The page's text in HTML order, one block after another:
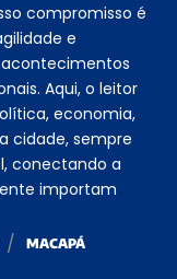
compromisso é
e
acontecimentos
Aqui, o leitor
economia,
cidade, sempre
conectando a
importam
MACAPÁ